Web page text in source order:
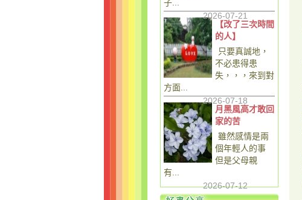
子...
2026-07-21
【改了三次時間
的人】
只要真誠地，
不必患得患
失，，，來到對
方面...
2026-07-18
月黑風高才敢回
家的苦
雖然感情是兩
個年輕人的事
但是父母親
有...
2026-07-12